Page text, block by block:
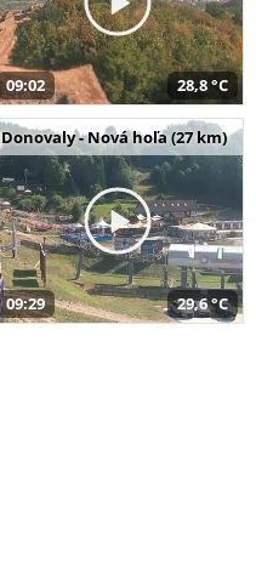
09:02 28,8 °C
Donovaly - Nová hoľa (27 km)
09:29 29,6 °C